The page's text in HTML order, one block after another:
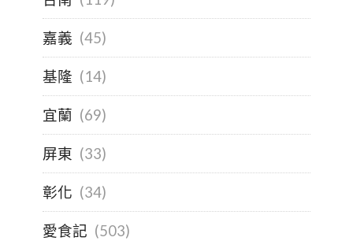
嘉義 (45)
基隆 (14)
宜蘭 (69)
屏東 (33)
彰化 (34)
愛食記 (503)